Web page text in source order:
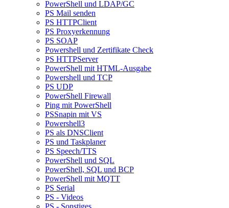
PowerShell und LDAP/GC
PS Mail senden
PS HTTPClient
PS Proxyerkennung
PS SOAP
Powershell und Zertifikate Check
PS HTTPServer
PowerShell mit HTML-Ausgabe
Powershell und TCP
PS UDP
PowerShell Firewall
Ping mit PowerShell
PSSnapin mit VS
Powershell3
PS als DNSClient
PS und Taskplaner
PS Speech/TTS
PowerShell und SQL
PowerShell, SQL und BCP
PowerShell mit MQTT
PS Serial
PS - Videos